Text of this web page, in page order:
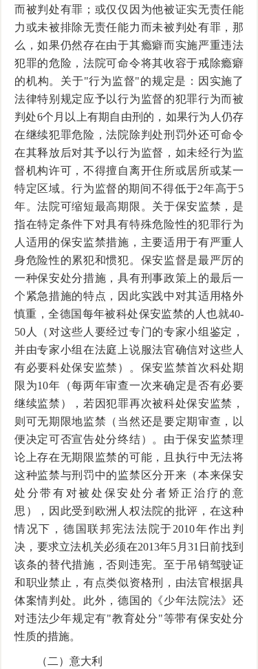
而被判处有罪；或仅仅因为他被证实无责任能
力或未被排除无责任能力而未被判处有罪，那
么，如果仍然存在由于其瘾癖而实施严重违法
犯罪的危险，法院可命令将其收容于戒除瘾癖
的机构。关于"行为监督"的规定是：因实施了
法律特别规定应予以行为监督的犯罪行为而被
判处6个月以上有期自由刑的，如果行为人仍存
在继续犯罪危险，法院除判处刑罚外还可命令
在其释放后对其予以行为监督，如未经行为监
督机构许可，不得擅自离开住所或居所或某一
特定区域。行为监督的期间不得低于2年高于5
年。法院可缩短最高期限。关于保安监禁，是
指在特定条件下对具有特殊危险性的犯罪行为
人适用的保安监禁措施，主要适用于有严重人
身危险性的累犯和惯犯。保安监督是最严厉的
一种保安处分措施，具有刑事政策上的最后一
个紧急措施的特点，因此实践中对其适用格外
慎重，全德国每年被科处保安监禁的人也就40-
50人（对这些人要经过专门的专家小组鉴定，
并由专家小组在法庭上说服法官确信对这些人
有必要科处保安监禁）。保安监禁首次科处期
限为10年（每两年审查一次来确定是否有必要
继续监禁），若因犯罪再次被科处保安监禁，
则可无期限地监禁（当然还是要定期审查，以
便决定可否宣告处分终结）。由于保安监禁理
论上存在无期限监禁的可能，且执行中无法将
这种监禁与刑罚中的监禁区分开来（本来保安
处分带有对被处保安处分者矫正治疗的意
思），因此受到欧洲人权法院的批评，在这种
情况下，德国联邦宪法法院于2010年作出判
决，要求立法机关必须在2013年5月31日前找到
该条的替代措施，否则违宪。至于吊销驾驶证
和职业禁止，有点类似资格刑，由法官根据具
体案情判处。此外，德国的《少年法院法》还
对违法少年规定有"教育处分"等带有保安处分
性质的措施。
（二）意大利